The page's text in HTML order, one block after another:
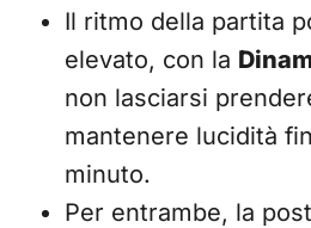
Il ritmo della partita
elevato, con la
non lasciarsi
mantenere lucidità
minuto.
Per entrambe, la